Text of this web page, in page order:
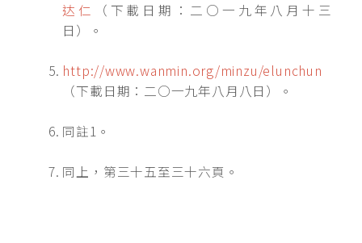
达仁
（下載日期：二○一九年八月十三
日）。
http://www.wanmin.org/minzu/elunchun
（下載日期：二○一九年八月八日）。
同註1。
同上，第三十五至三十六頁。